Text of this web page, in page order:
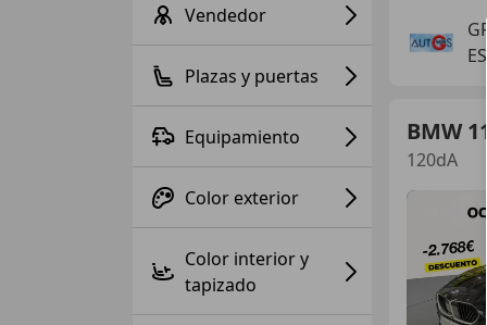
Vendedor
Plazas y puertas
Equipamiento
Color exterior
Color interior y
tapizado
BMW
120dA